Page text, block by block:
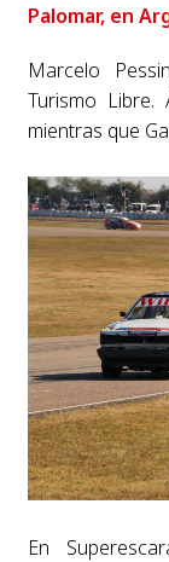
Palomar, en
Marcelo
Turismo
mientras que
En